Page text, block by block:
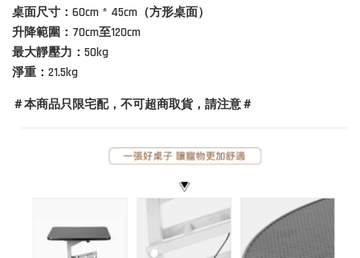
桌面尺寸：60cm * 45cm（方形桌面）
升降範圍：70cm至120cm
最大靜壓力：50kg
淨重：21.5kg
＃本商品只限宅配，不可超商取貨，請注意＃